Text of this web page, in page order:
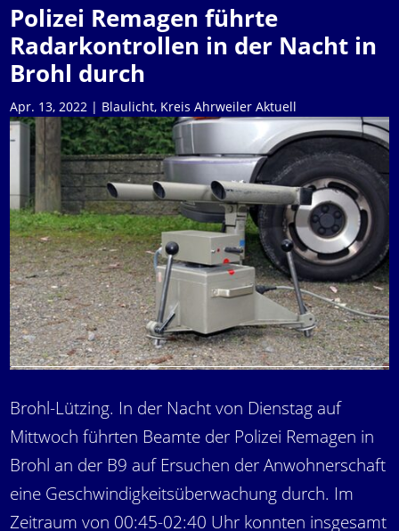
Polizei Remagen führte
Radarkontrollen in der Nacht in
Brohl durch
Apr. 13, 2022 | Blaulicht, Kreis Ahrweiler Aktuell
Brohl-Lützing. In der Nacht von Dienstag auf
Mittwoch führten Beamte der Polizei Remagen in
Brohl an der B9 auf Ersuchen der Anwohnerschaft
eine Geschwindigkeitsüberwachung durch. Im
Zeitraum von 00:45-02:40 Uhr konnten insgesamt